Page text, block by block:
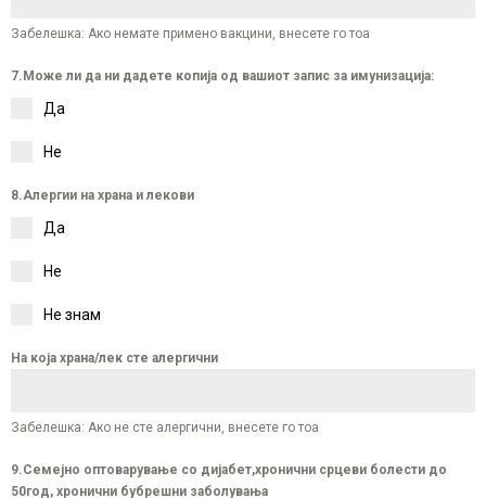
Забелешка: Ако немате примено вакцини, внесете го тоа
7.Може ли да ни дадете копија од вашиот запис за имунизација:
Да
Не
8.Алергии на храна и лекови
Да
Не
Не знам
На која храна/лек сте алергични
Забелешка: Ако не сте алергични, внесете го тоа
9.Семејно оптоварување со дијабет,хронични срцеви болести до
50год, хронични бубрешни заболувања